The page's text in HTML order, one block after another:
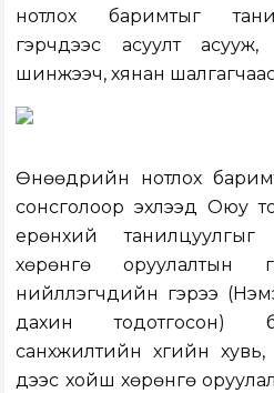
нотлох баримтыг
гэрчүүдээс асуулт
шинжээч, хянан
Өнөөдрийн нотлох
сонсголоор эхлээд Оюу
ерөнхий танилцуулгыг
хөрөнгө оруулалтын
нийлүүлэгчдийн гэрээ
дахин тодотгосон)
санхүүжилтийн хүүгийн
үдээс хойш хөрөнгө